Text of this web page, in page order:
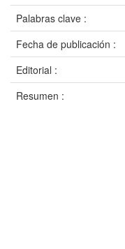
Palabras clave :
Fecha de publicación :
Editorial :
Resumen :